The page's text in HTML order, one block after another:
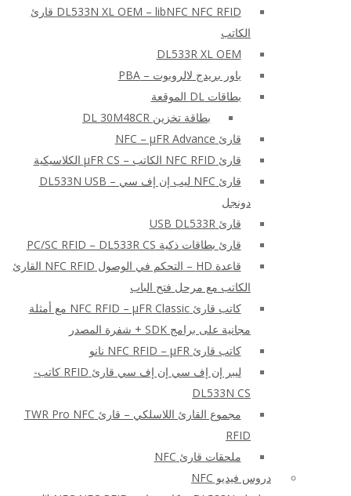
DL533N XL OEM – libNFC NFC RFID قارئ
الكاتب
DL533R XL OEM
باور بريدج لالروبوت – PBA
بطاقات DL الموقعة
بطاقة تخزين DL 30M48CR
قارئ NFC – μFR Advance
قارئ NFC RFID الكاتب – μFR CS الكلاسيكية
قارئ NFC ليب إن إف سي – DL533N USB
دونجل
قارئ USB DL533R
قارئ بطاقات ذكية PC/SC RFID – DL533R CS
قاعدة HD – التحكم في الوصول NFC RFID القارئ
الكاتب مع مرحل فتح الباب
كاتب قارئ NFC RFID – μFR Classic مع أمثلة
مجانية على برامج SDK + شفرة المصدر
كاتب قارئ NFC RFID – μFR نانو
ليبر إن إف سي إن إف سي قارئ RFID كاتب-
DL533N CS
مجموع القارئ اللاسلكي – قارئ TWR Pro NFC
RFID
ملحقات قارئ NFC
دروس فيديو NFC